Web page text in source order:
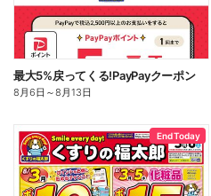
最大5%戻ってくる!PayPayクーポン
8月6日 ～8月13日
End Today